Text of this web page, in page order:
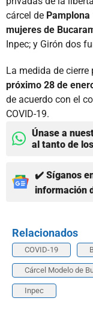
cárcel de
mujeres de
Inpec; y Girón dos
La medida de cierre
próximo 28 de
de acuerdo con el
COVID-19.
Únase a
al tanto de
✔️ Síganos
información
Relacionados
COVID-19
Cárcel Modelo de
Inpec